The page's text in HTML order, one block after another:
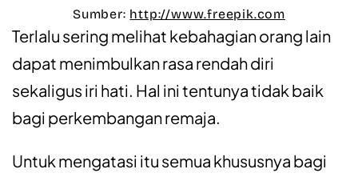
Sumber: http://www.freepik.com
Terlalu sering melihat kebahagian orang lain
dapat menimbulkan rasa rendah diri
sekaligus iri hati. Hal ini tentunya tidak baik
bagi perkembangan remaja.
Untuk mengatasi itu semua khususnya bagi